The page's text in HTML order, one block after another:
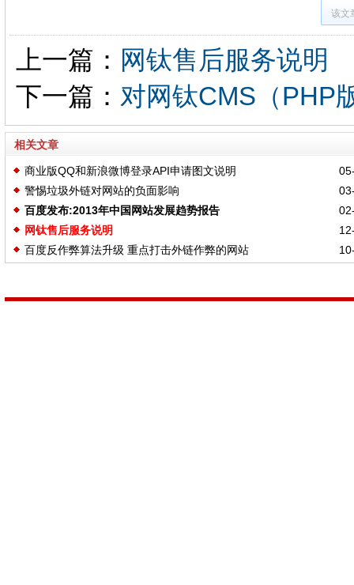
该文
上一篇： 网钛售后服务说明
下一篇： 对网钛CMS（PHP
相关文章
商业版QQ和新浪微博登录API申请图文说明
警惕垃圾外链对网站的负面影响
百度发布:2013年中国网站发展趋势报告
网钛售后服务说明
百度反作弊算法升级 重点打击外链作弊的网站